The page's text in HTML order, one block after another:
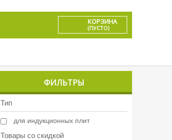
КОРЗИНА
(ПУСТО)
ФИЛЬТРЫ
Тип
для индукционных плит
Товары со скидкой